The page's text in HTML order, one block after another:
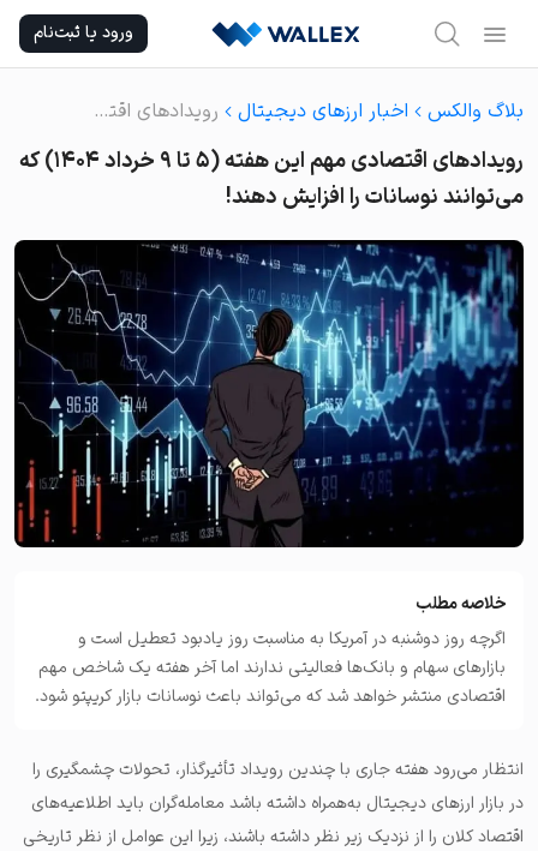
content
ورود یا ثبت‌نام
بلاگ والکس اخبار ارزهای دیجیتال رویدادهای اقتصادی مهم این هفته (۵ تا ۹ خرداد ۱۴۰۴) که می‌توانند نوسانات را افزایش دهند!
رویدادهای اقتصادی مهم این هفته (۵ تا ۹ خرداد ۱۴۰۴) که
می‌توانند نوسانات را افزایش دهند!
خلاصه مطلب
اگرچه روز دوشنبه در آمریکا به مناسبت روز یادبود تعطیل است و
بازارهای سهام و بانک‌ها فعالیتی ندارند اما آخر هفته یک شاخص مهم
اقتصادی منتشر خواهد شد که می‌تواند باعث نوسانات بازار کریپتو شود.
انتظار می‌رود هفته جاری با چندین رویداد تأثیرگذار، تحولات چشمگیری را
در بازار ارزهای دیجیتال به‌همراه داشته باشد معامله‌گران باید اطلاعیه‌های
اقتصاد کلان را از نزدیک زیر نظر داشته باشند، زیرا این عوامل از نظر تاریخی